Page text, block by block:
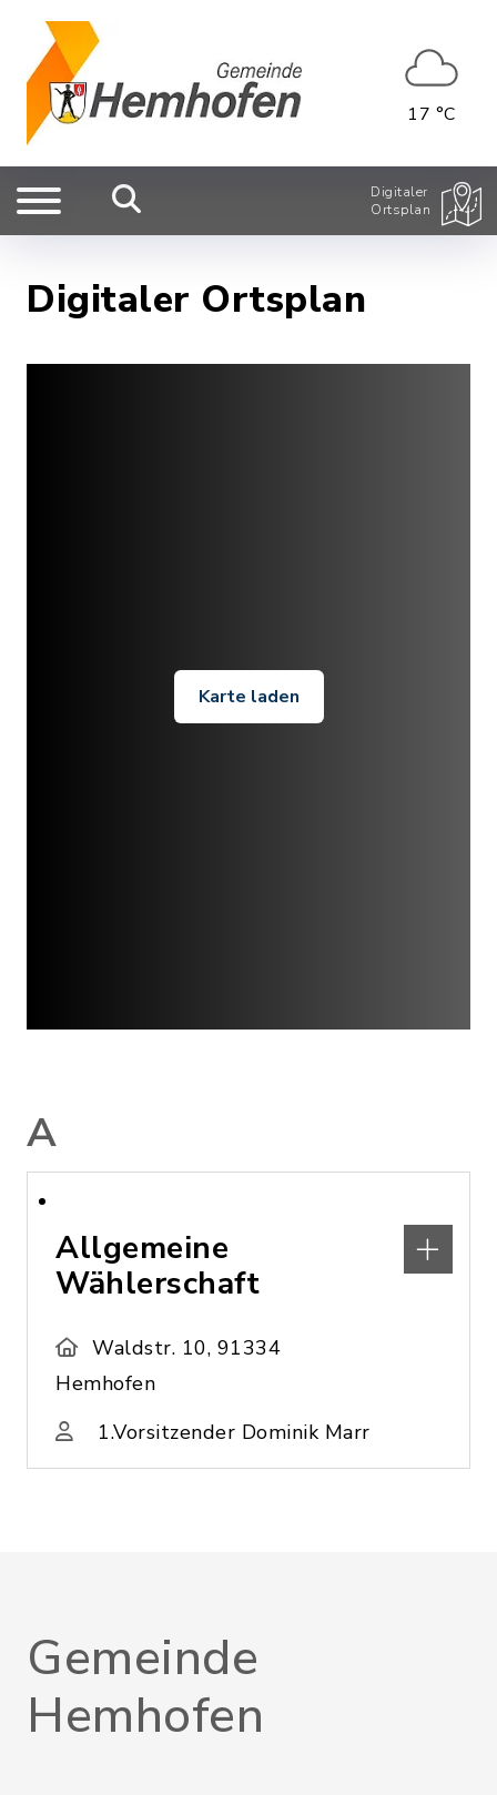
17 °C
Digitaler
Ortsplan
Digitaler Ortsplan
Karte laden
A
Allgemeine
Wählerschaft
Waldstr. 10, 91334
Hemhofen
1.Vorsitzender Dominik Marr
Gemeinde
Hemhofen